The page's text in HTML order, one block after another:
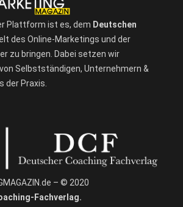
Plattform ist es, dem Deutschen
des Online-Marketings und der
zu bringen. Dabei setzen wir
von Selbstständigen, Unternehmern &
der Praxis.
– © 2020
Fachverlag.